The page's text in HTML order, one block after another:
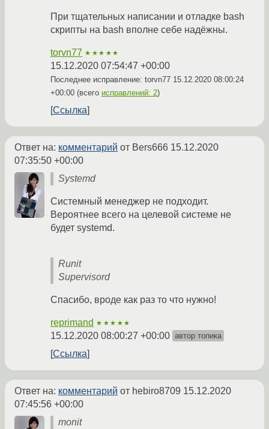
При тщательных написании и отладке bash
скрипты на bash вполне себе надёжны.
torvn77 ★★★★★
15.12.2020 07:54:47 +00:00
Последнее исправление: torvn77 15.12.2020 08:00:24
+00:00 (всего исправлений: 2)
Ссылка
Ответ на: комментарий от Bers666 15.12.2020
07:35:50 +00:00
Systemd
Системный менеджер не подходит.
Вероятнее всего на целевой системе не
будет systemd.
Runit
Supervisord
Спасибо, вроде как раз то что нужно!
reprimand ★★★★★
15.12.2020 08:00:27 +00:00 автор топика
Ссылка
Ответ на: комментарий от hebiro8709 15.12.2020
07:45:56 +00:00
monit